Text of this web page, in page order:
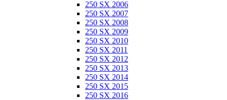
250 SX 2006
250 SX 2007
250 SX 2008
250 SX 2009
250 SX 2010
250 SX 2011
250 SX 2012
250 SX 2013
250 SX 2014
250 SX 2015
250 SX 2016